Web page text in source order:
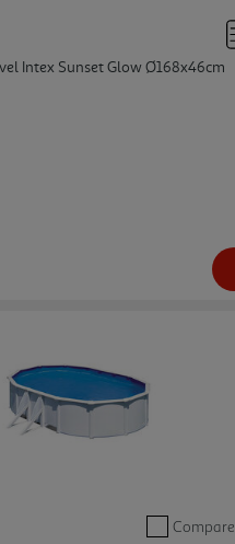
Intex Sunset Glow Ø168x46cm
Compare